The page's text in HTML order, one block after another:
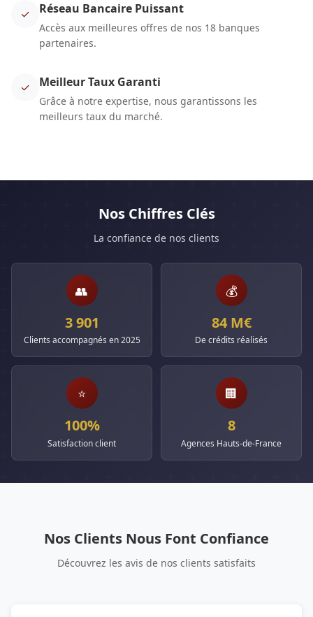
✓ Réseau Bancaire Puissant
Accès aux meilleures offres de nos 18 banques
partenaires.
✓ Meilleur Taux Garanti
Grâce à notre expertise, nous garantissons les
meilleurs taux du marché.
Nos Chiffres Clés
La confiance de nos clients
👥
3 901
Clients accompagnés en 2025
💰
84 M€
De crédits réalisés
⭐
100%
Satisfaction client
🏢
8
Agences Hauts-de-France
Nos Clients Nous Font Confiance
Découvrez les avis de nos clients satisfaits